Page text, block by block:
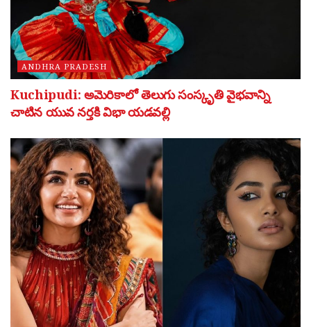
ANDHRA PRADESH
Kuchipudi: అమెరికాలో తెలుగు సంస్కృతి వైభవాన్ని
చాటిన యువ నర్తకి విభా యడవల్లి